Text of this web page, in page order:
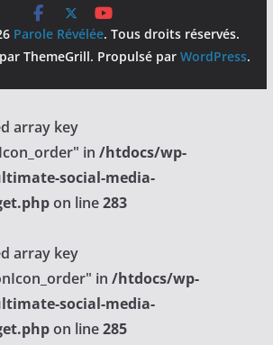
Parole Révélée. Tous droits réservés.
par ThemeGrill. Propulsé parWordPress.
array key
in /htdocs/wp-
social-media-
on line283
array key
in /htdocs/wp-
social-media-
on line285